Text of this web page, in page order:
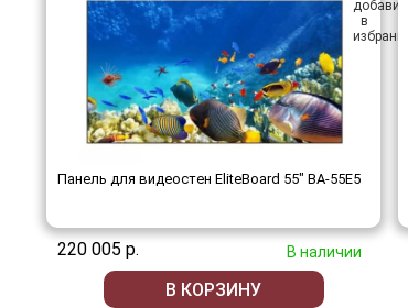
Панель для видеостен EliteBoard 55" BA-55E5
220 005 р. В наличии
В КОРЗИНУ